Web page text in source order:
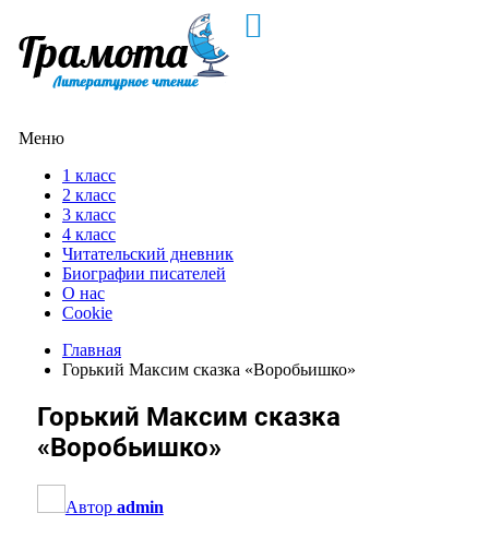
Меню
1 класс
2 класс
3 класс
4 класс
Читательский дневник
Биографии писателей
О нас
Cookie
Главная
Горький Максим сказка «Воробьишко»
Горький Максим сказка
«Воробьишко»
Автор admin